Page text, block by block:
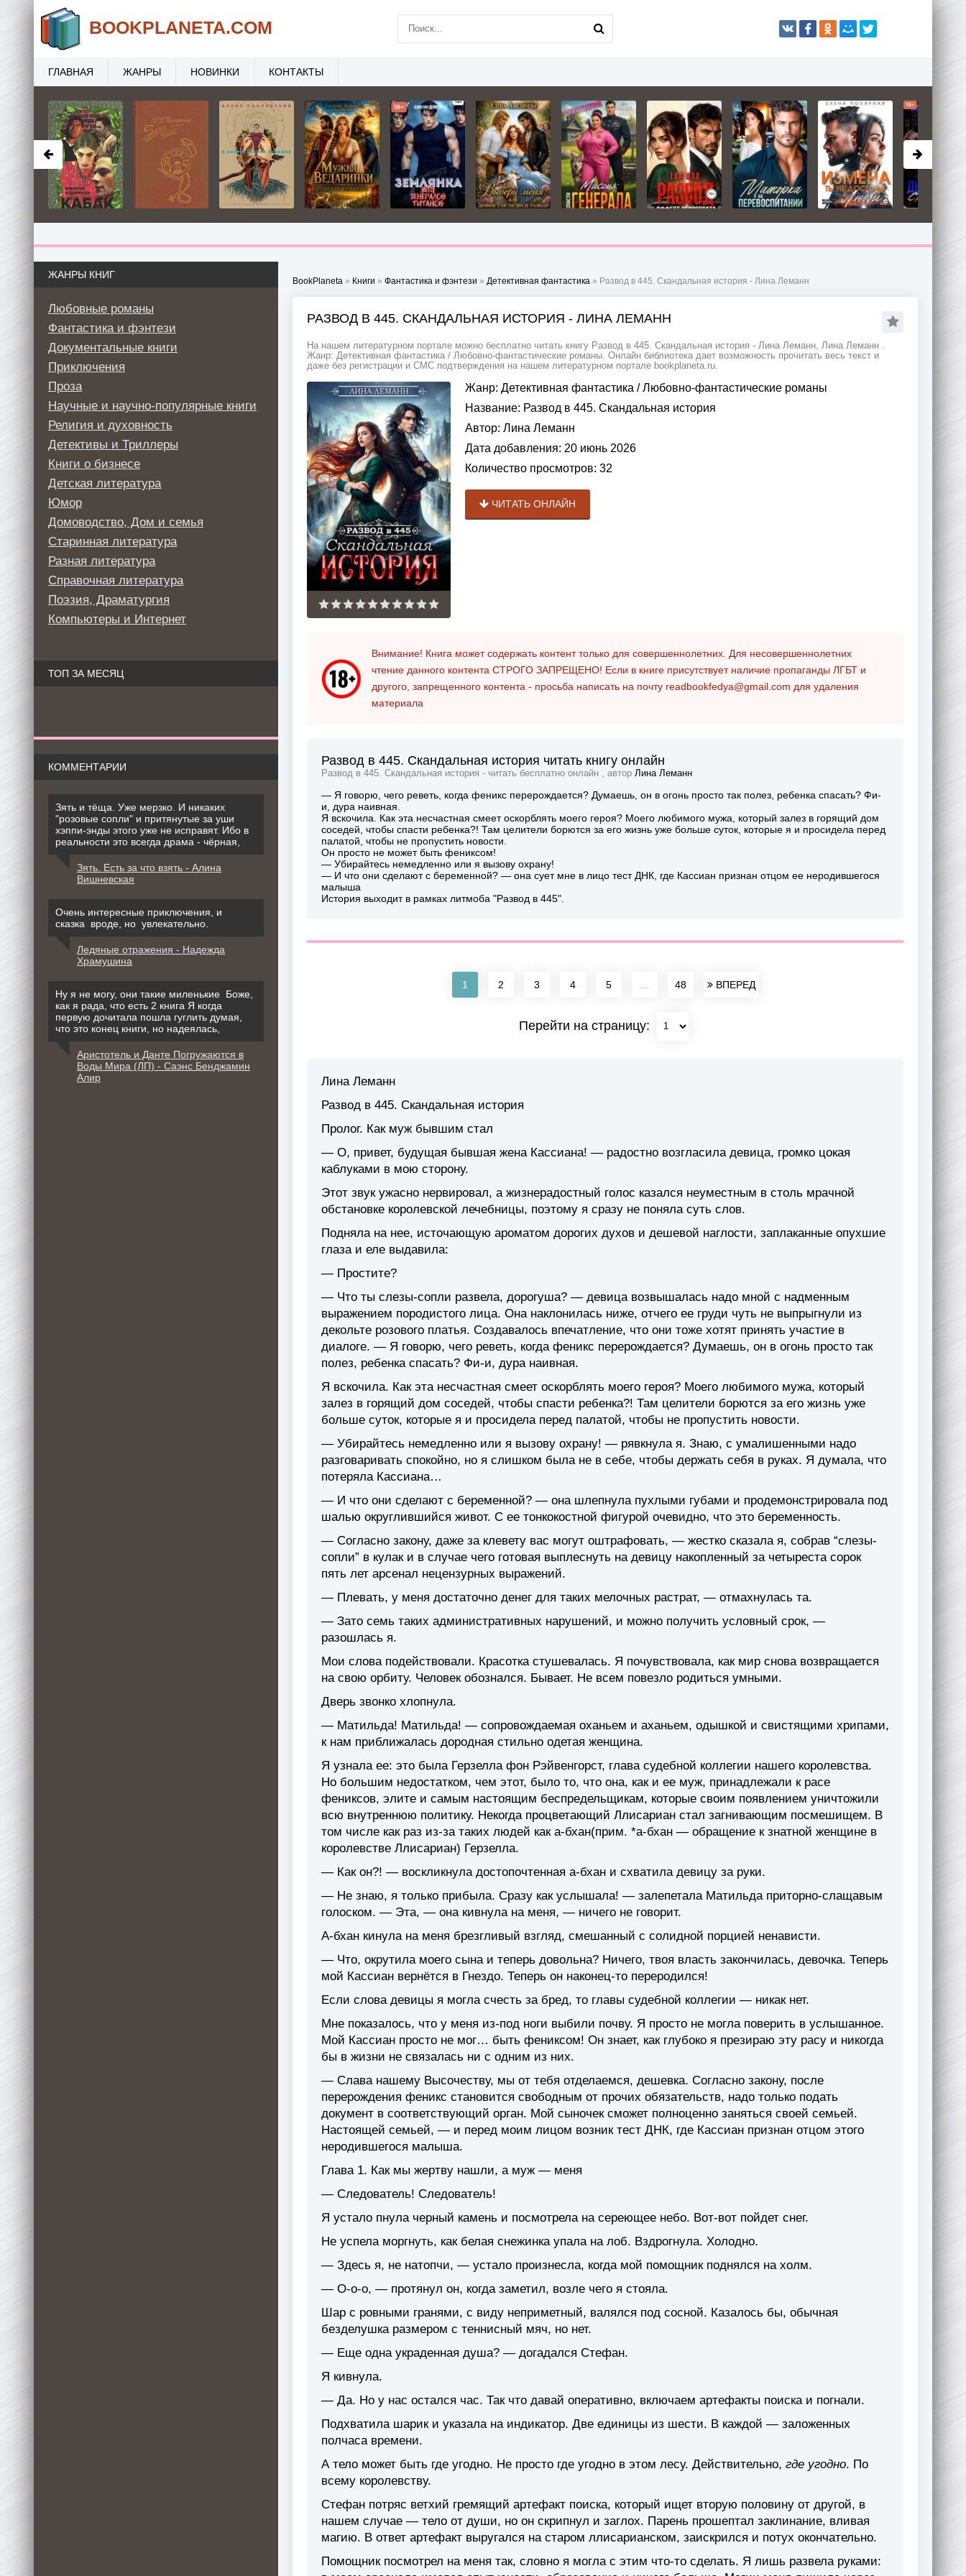
BookPlaneta » Книги » Фантастика и фэнтези » Детективная фантастика » Развод в 445. Скандальная история - Лина Леманн
РАЗВОД В 445. СКАНДАЛЬНАЯ ИСТОРИЯ - ЛИНА ЛЕМАНН
На нашем литературном портале можно бесплатно читать книгу Развод в 445. Скандальная история - Лина Леманн, Лина Леманн .
Жанр: Детективная фантастика / Любовно-фантастические романы. Онлайн библиотека дает возможность прочитать весь текст и
даже без регистрации и СМС подтверждения на нашем литературном портале bookplaneta.ru.
Жанр: Детективная фантастика /Любовно-фантастические романы
Название: Развод в 445. Скандальная история
Автор: Лина Леманн
Дата добавления: 20 июнь 2026
Количество просмотров: 32
ЧИТАТЬ ОНЛАЙН
Внимание! Книга может содержать контент только для совершеннолетних. Для несовершеннолетних
чтение данного контента СТРОГО ЗАПРЕЩЕНО! Если в книге присутствует наличие пропаганды ЛГБТ и
другого, запрещенного контента - просьба написать на почту readbookfedya@gmail.com для удаления
материала
Развод в 445. Скандальная история читать книгу онлайн
Развод в 445. Скандальная история - читать бесплатно онлайн , автор Лина Леманн
— Я говорю, чего реветь, когда феникс перерождается? Думаешь, он в огонь просто так полез, ребенка спасать? Фи-
и, дура наивная.
Я вскочила. Как эта несчастная смеет оскорблять моего героя? Моего любимого мужа, который залез в горящий дом
соседей, чтобы спасти ребенка?! Там целители борются за его жизнь уже больше суток, которые я и просидела перед
палатой, чтобы не пропустить новости.
Он просто не может быть фениксом!
— Убирайтесь немедленно или я вызову охрану!
— И что они сделают с беременной? — она сует мне в лицо тест ДНК, где Кассиан признан отцом ее неродившегося
малыша
История выходит в рамках литмоба "Развод в 445".
1 2 3 4 5 48 ВПЕРЕД
Перейти на страницу:
Лина Леманн
Развод в 445. Скандальная история
Пролог. Как муж бывшим стал
— О, привет, будущая бывшая жена Кассиана! — радостно возгласила девица, громко цокая
каблуками в мою сторону.
Этот звук ужасно нервировал, а жизнерадостный голос казался неуместным в столь мрачной
обстановке королевской лечебницы, поэтому я сразу не поняла суть слов.
Подняла на нее, источающую ароматом дорогих духов и дешевой наглости, заплаканные опухшие
глаза и еле выдавила:
— Простите?
— Что ты слезы-сопли развела, дорогуша? — девица возвышалась надо мной с надменным
выражением породистого лица. Она наклонилась ниже, отчего ее груди чуть не выпрыгнули из
декольте розового платья. Создавалось впечатление, что они тоже хотят принять участие в
диалоге. — Я говорю, чего реветь, когда феникс перерождается? Думаешь, он в огонь просто так
полез, ребенка спасать? Фи-и, дура наивная.
Я вскочила. Как эта несчастная смеет оскорблять моего героя? Моего любимого мужа, который
залез в горящий дом соседей, чтобы спасти ребенка?! Там целители борются за его жизнь уже
больше суток, которые я и просидела перед палатой, чтобы не пропустить новости.
— Убирайтесь немедленно или я вызову охрану! — рявкнула я. Знаю, с умалишенными надо
разговаривать спокойно, но я слишком была не в себе, чтобы держать себя в руках. Я думала, что
потеряла Кассиана…
— И что они сделают с беременной? — она шлепнула пухлыми губами и продемонстрировала под
шалью округлившийся живот. С ее тонкокостной фигурой очевидно, что это беременность.
— Согласно закону, даже за клевету вас могут оштрафовать, — жестко сказала я, собрав “слезы-
сопли” в кулак и в случае чего готовая выплеснуть на девицу накопленный за четыреста сорок
пять лет арсенал нецензурных выражений.
— Плевать, у меня достаточно денег для таких мелочных растрат, — отмахнулась та.
— Зато семь таких административных нарушений, и можно получить условный срок, —
разошлась я.
Мои слова подействовали. Красотка стушевалась. Я почувствовала, как мир снова возвращается
на свою орбиту. Человек обознался. Бывает. Не всем повезло родиться умными.
Дверь звонко хлопнула.
— Матильда! Матильда! — сопровождаемая оханьем и аханьем, одышкой и свистящими хрипами,
к нам приближалась дородная стильно одетая женщина.
Я узнала ее: это была Герзелла фон Рэйвенгорст, глава судебной коллегии нашего королевства.
Но большим недостатком, чем этот, было то, что она, как и ее муж, принадлежали к расе
фениксов, элите и самым настоящим беспредельщикам, которые своим появлением уничтожили
всю внутреннюю политику. Некогда процветающий Ллисариан стал загнивающим посмешищем. В
том числе как раз из-за таких людей как а-бхан(прим. *а-бхан — обращение к знатной женщине в
королевстве Ллисариан) Герзелла.
— Как он?! — воскликнула достопочтенная а-бхан и схватила девицу за руки.
— Не знаю, я только прибыла. Сразу как услышала! — залепетала Матильда приторно-слащавым
голоском. — Эта, — она кивнула на меня, — ничего не говорит.
А-бхан кинула на меня брезгливый взгляд, смешанный с солидной порцией ненависти.
— Что, окрутила моего сына и теперь довольна? Ничего, твоя власть закончилась, девочка. Теперь
мой Кассиан вернётся в Гнездо. Теперь он наконец-то переродился!
Если слова девицы я могла счесть за бред, то главы судебной коллегии — никак нет.
Мне показалось, что у меня из-под ноги выбили почву. Я просто не могла поверить в услышанное.
Мой Кассиан просто не мог… быть фениксом! Он знает, как глубоко я презираю эту расу и никогда
бы в жизни не связалась ни с одним из них.
— Слава нашему Высочеству, мы от тебя отделаемся, дешевка. Согласно закону, после
перерождения феникс становится свободным от прочих обязательств, надо только подать
документ в соответствующий орган. Мой сыночек сможет полноценно заняться своей семьей.
Настоящей семьей, — и перед моим лицом возник тест ДНК, где Кассиан признан отцом этого
неродившегося малыша.
Глава 1. Как мы жертву нашли, а муж — меня
— Следователь! Следователь!
Я устало пнула черный камень и посмотрела на сереющее небо. Вот-вот пойдет снег.
Не успела моргнуть, как белая снежинка упала на лоб. Вздрогнула. Холодно.
— Здесь я, не натопчи, — устало произнесла, когда мой помощник поднялся на холм.
— О-о-о, — протянул он, когда заметил, возле чего я стояла.
Шар с ровными гранями, с виду неприметный, валялся под сосной. Казалось бы, обычная
безделушка размером с теннисный мяч, но нет.
— Еще одна украденная душа? — догадался Стефан.
Я кивнула.
— Да. Но у нас остался час. Так что давай оперативно, включаем артефакты поиска и погнали.
Подхватила шарик и указала на индикатор. Две единицы из шести. В каждой — заложенных
полчаса времени.
А тело может быть где угодно. Не просто где угодно в этом лесу. Действительно, где угодно. По
всему королевству.
Стефан потряс ветхий гремящий артефакт поиска, который ищет вторую половину от другой, в
нашем случае — тело от души, но он скрипнул и заглох. Парень прошептал заклинание, вливая
магию. В ответ артефакт выругался на старом ллисарианском, заискрился и потух окончательно.
Помощник посмотрел на меня так, словно я могла с этим что-то сделать. Я лишь развела руками:
ЖАНРЫ КНИГ
Любовные романы
Фантастика и фэнтези
Документальные книги
Приключения
Проза
Научные и научно-популярные книги
Религия и духовность
Детективы и Триллеры
Книги о бизнесе
Детская литература
Юмор
Домоводство, Дом и семья
Старинная литература
Разная литература
Справочная литература
Поэзия, Драматургия
Компьютеры и Интернет
ТОП ЗА МЕСЯЦ
КОММЕНТАРИИ
Зять и тёща. Уже мерзко. И никаких
"розовые сопли" и притянутые за уши
хэппи-энды этого уже не исправят. Ибо в
реальности это всегда драма - чёрная,
Зять. Есть за что взять - Алина
Вишневская
Очень интересные приключения, и
сказка вроде, но увлекательно.
Ледяные отражения - Надежда
Храмушина
Ну я не могу, они такие миленькие Боже,
как я рада, что есть 2 книга Я когда
первую дочитала пошла гуглить думая,
что это конец книги, но надеялась,
Аристотель и Данте Погружаются в
Воды Мира (ЛП) - Саэнс Бенджамин
Алир
BOOKPLANETA.COM
ГЛАВНАЯ ЖАНРЫ НОВИНКИ КОНТАКТЫ